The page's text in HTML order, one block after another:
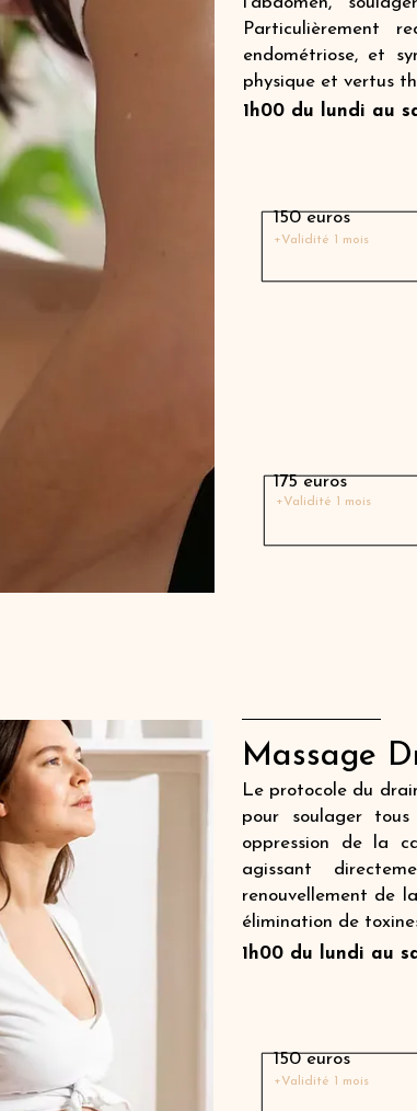
Particulièrement
endométriose, et
physique et vertus
1h00 du lundi au
150 euros
+Validité 1 mois
175 euros
+Validité 1 mois
Massage
Le protocole du
pour soulager
oppression de la
agissant
renouvellement de
élimination de
1h00 du lundi au
150 euros
+Validité 1 mois